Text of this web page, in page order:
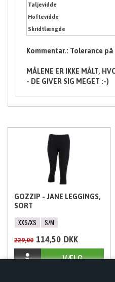
Taljevidde
Hoftevidde
Skridtlængde
Kommentar.: Tolerance på
MÅLENE ER IKKE MÅLT,
- DE GIVER SIG MEGET :-)
GOZZIP - JANE LEGGINGS,
SORT
XXS/XS S/M
229,00 114,50 DKK